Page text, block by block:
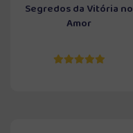
Segredos da Vitória no
Amor